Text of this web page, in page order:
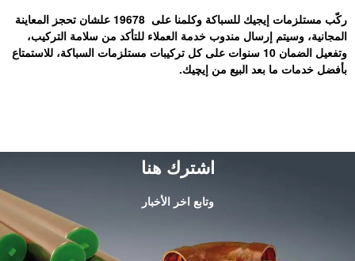
ركّب مستلزمات إيجيك للسباكة وكلمنا على 19678 علشان تحجز المعاينة
المجانية، وسيتم إرسال مندوب خدمة العملاء للتأكد من سلامة التركيب،
وتفعيل الضمان 10 سنوات على كل تركيبات مستلزمات السباكة، للاستمتاع
بأفضل خدمات ما بعد البيع من إيچيك.
اشترك هنا
وتابع اخر الأخبار